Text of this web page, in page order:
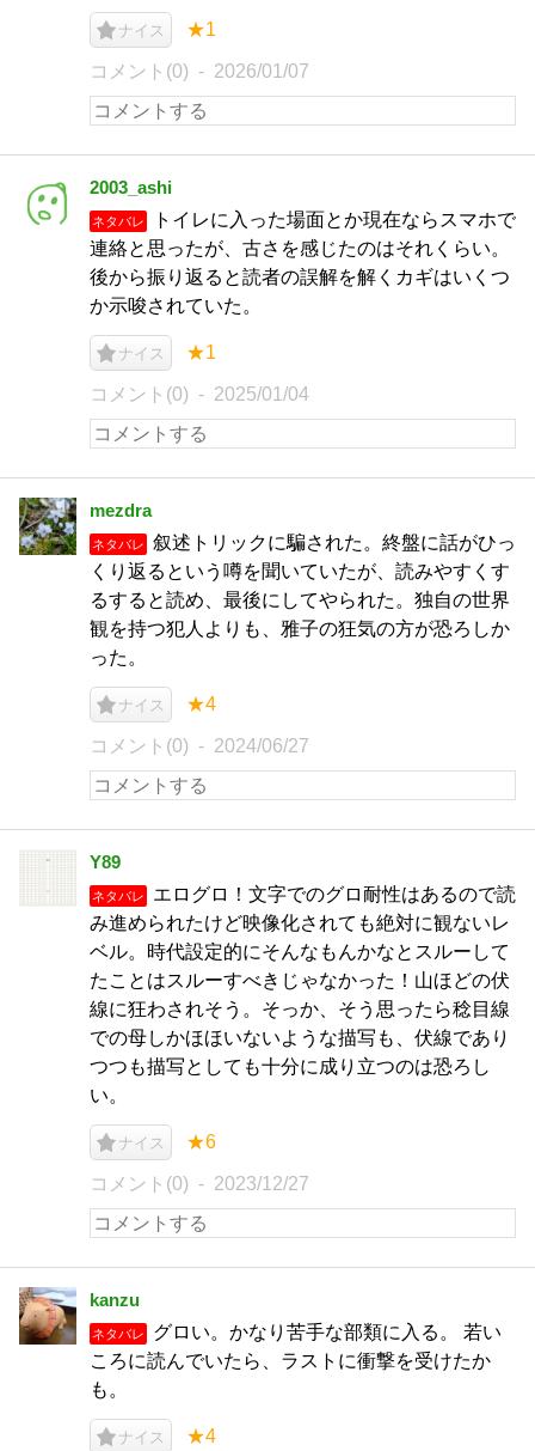
ナイス ★1
コメント(0) 2026/01/07
2003_ashi
ネタバレ
トイレに入った場面とか現在ならスマホで
連絡と思ったが、古さを感じたのはそれくらい。
後から振り返ると読者の誤解を解くカギはいくつ
か示唆されていた。
ナイス ★1
コメント(0) 2025/01/04
mezdra
ネタバレ
叙述トリックに騙された。終盤に話がひっ
くり返るという噂を聞いていたが、読みやすくす
るすると読め、最後にしてやられた。独自の世界
観を持つ犯人よりも、雅子の狂気の方が恐ろしか
った。
ナイス ★4
コメント(0) 2024/06/27
Y89
ネタバレ
エログロ！文字でのグロ耐性はあるので読
み進められたけど映像化されても絶対に観ないレ
ベル。時代設定的にそんなもんかなとスルーして
たことはスルーすべきじゃなかった！山ほどの伏
線に狂わされそう。そっか、そう思ったら稔目線
での母しかほほいないような描写も、伏線であり
つつも描写としても十分に成り立つのは恐ろし
い。
ナイス ★6
コメント(0) 2023/12/27
kanzu
ネタバレ
グロい。かなり苦手な部類に入る。 若い
ころに読んでいたら、ラストに衝撃を受けたか
も。
ナイス ★4